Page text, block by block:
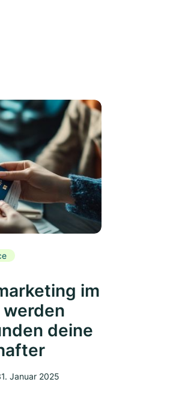
im
werden
deine
Januar 2025